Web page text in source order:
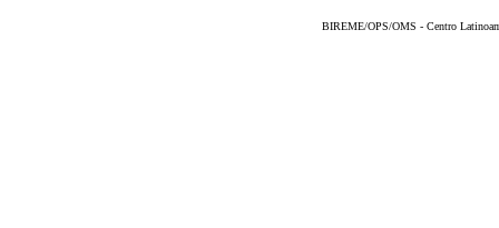
BIREME/OPS/OMS - Centro